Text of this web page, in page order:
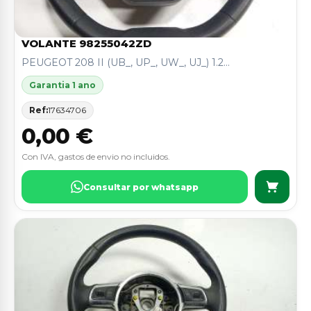
VOLANTE 98255042ZD
PEUGEOT 208 II (UB_, UP_, UW_, UJ_) 1.2...
Garantia 1 ano
Ref:17634706
0,00 €
Con IVA, gastos de envio no incluidos.
Consultar por whatsapp